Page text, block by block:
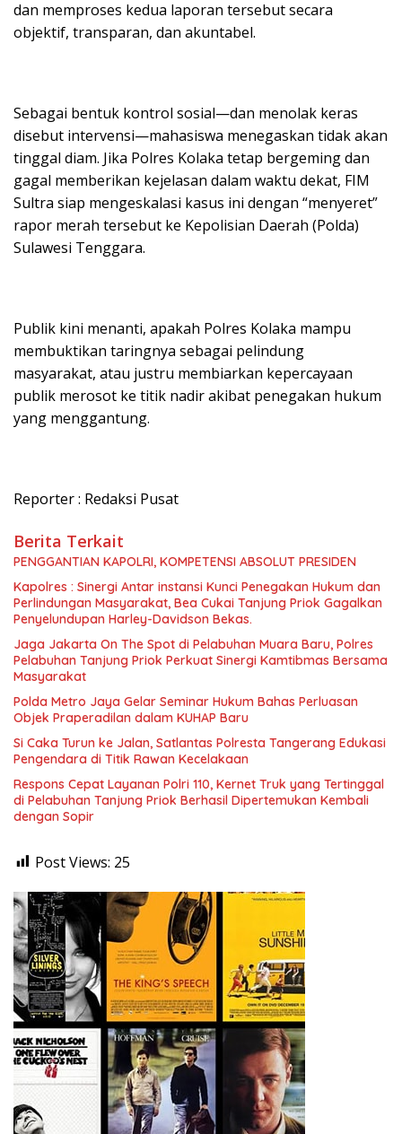
dan memproses kedua laporan tersebut secara
objektif, transparan, dan akuntabel.
Sebagai bentuk kontrol sosial—dan menolak keras
disebut intervensi—mahasiswa menegaskan tidak akan
tinggal diam. Jika Polres Kolaka tetap bergeming dan
gagal memberikan kejelasan dalam waktu dekat, FIM
Sultra siap mengeskalasi kasus ini dengan “menyeret”
rapor merah tersebut ke Kepolisian Daerah (Polda)
Sulawesi Tenggara.
Publik kini menanti, apakah Polres Kolaka mampu
membuktikan taringnya sebagai pelindung
masyarakat, atau justru membiarkan kepercayaan
publik merosot ke titik nadir akibat penegakan hukum
yang menggantung.
Reporter : Redaksi Pusat
Berita Terkait
PENGGANTIAN KAPOLRI, KOMPETENSI ABSOLUT PRESIDEN
Kapolres : Sinergi Antar instansi Kunci Penegakan Hukum dan
Perlindungan Masyarakat, Bea Cukai Tanjung Priok Gagalkan
Penyelundupan Harley-Davidson Bekas.
Jaga Jakarta On The Spot di Pelabuhan Muara Baru, Polres
Pelabuhan Tanjung Priok Perkuat Sinergi Kamtibmas Bersama
Masyarakat
Polda Metro Jaya Gelar Seminar Hukum Bahas Perluasan
Objek Praperadilan dalam KUHAP Baru
Si Caka Turun ke Jalan, Satlantas Polresta Tangerang Edukasi
Pengendara di Titik Rawan Kecelakaan
Respons Cepat Layanan Polri 110, Kernet Truk yang Tertinggal
di Pelabuhan Tanjung Priok Berhasil Dipertemukan Kembali
dengan Sopir
Post Views: 25